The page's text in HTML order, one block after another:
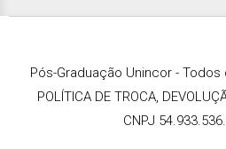
Pós-Graduação Unincor -
POLÍTICA DE TROCA,
CNPJ